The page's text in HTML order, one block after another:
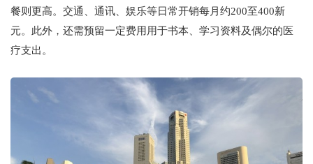
餐则更高。交通、通讯、娱乐等日常开销每月约200至400新
元。此外，还需预留一定费用用于书本、学习资料及偶尔的医
疗支出。